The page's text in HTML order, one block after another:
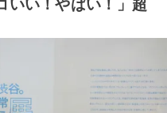
いい！やばい！」超